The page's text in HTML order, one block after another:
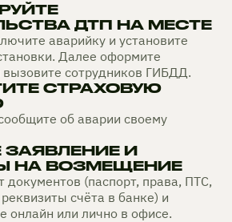
ДТП НА МЕСТЕ
аварийку и установите
Далее оформите
вызовите сотрудников ГИБДД.
СТРАХОВУЮ
об аварии своему
ЗАЯВЛЕНИЕ И
НА ВОЗМЕЩЕНИЕ
документов (паспорт, права, ПТС,
счёта в банке) и
онлайн или лично в офисе.